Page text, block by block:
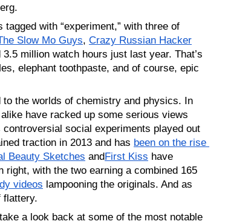
with “experiment,” with three of
Slow Mo Guys, Crazy Russian Hacker
million watch hours just last year. That’s
elephant toothpaste, and of course, epic
to the worlds of chemistry and physics. In
have racked up some serious views
social experiments played out
traction in 2013 and has been on the rise
Beauty Sketches andFirst Kiss have
right, with the two earning a combined 165
videos lampooning the originals. And as
flattery.
a look back at some of the most notable